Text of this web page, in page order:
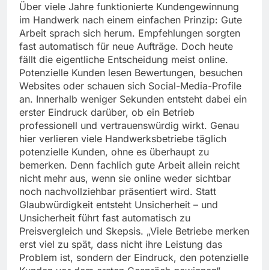
Über viele Jahre funktionierte Kundengewinnung
im Handwerk nach einem einfachen Prinzip: Gute
Arbeit sprach sich herum. Empfehlungen sorgten
fast automatisch für neue Aufträge. Doch heute
fällt die eigentliche Entscheidung meist online.
Potenzielle Kunden lesen Bewertungen, besuchen
Websites oder schauen sich Social-Media-Profile
an. Innerhalb weniger Sekunden entsteht dabei ein
erster Eindruck darüber, ob ein Betrieb
professionell und vertrauenswürdig wirkt. Genau
hier verlieren viele Handwerksbetriebe täglich
potenzielle Kunden, ohne es überhaupt zu
bemerken. Denn fachlich gute Arbeit allein reicht
nicht mehr aus, wenn sie online weder sichtbar
noch nachvollziehbar präsentiert wird. Statt
Glaubwürdigkeit entsteht Unsicherheit – und
Unsicherheit führt fast automatisch zu
Preisvergleich und Skepsis. „Viele Betriebe merken
erst viel zu spät, dass nicht ihre Leistung das
Problem ist, sondern der Eindruck, den potenzielle